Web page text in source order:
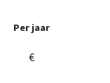
Per jaar
€